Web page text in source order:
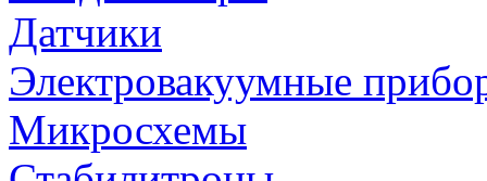
Датчики
Электровакуумные
Микросхемы